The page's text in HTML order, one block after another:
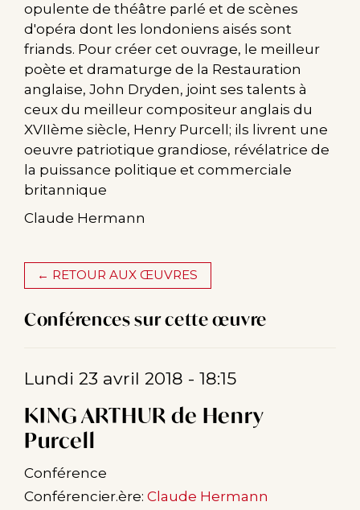
opulente de théâtre parlé et de scènes
d'opéra dont les londoniens aisés sont
friands. Pour créer cet ouvrage, le meilleur
poète et dramaturge de la Restauration
anglaise, John Dryden, joint ses talents à
ceux du meilleur compositeur anglais du
XVIIème siècle, Henry Purcell; ils livrent une
oeuvre patriotique grandiose, révélatrice de
la puissance politique et commerciale
britannique
Claude Hermann
← RETOUR AUX ŒUVRES
Conférences sur cette œuvre
Lundi 23 avril 2018 - 18:15
KING ARTHUR de Henry
Purcell
Conférence
Conférencier.ère: Claude Hermann